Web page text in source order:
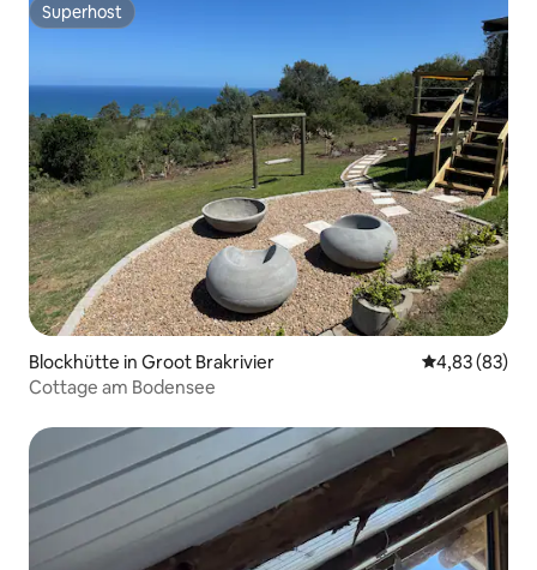
Superhost
Superhost
Blockhütte in Groot Brakrivier
4,83 (83)
Cottage am Bodensee